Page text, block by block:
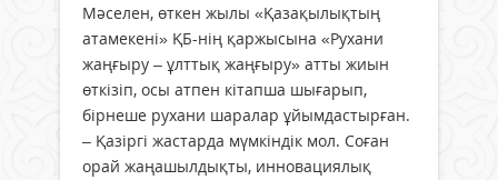
Мәселен, өткен жылы «Қазақылықтың
атамекені» ҚБ-нің қаржысына «Рухани
жаңғыру – ұлттық жаңғыру» атты жиын
өткізіп, осы атпен кітапша шығарып,
бірнеше рухани шаралар ұйымдастырған.
– Қазіргі жастарда мүмкіндік мол. Соған
орай жаңашылдықты, инновациялық